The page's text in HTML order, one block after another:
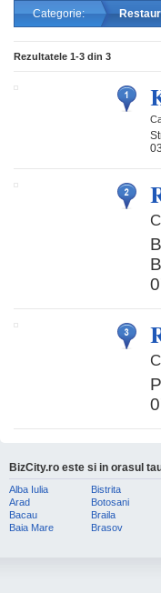
Categorie:
Rezultatele 1-3 din 3
BizCity.ro este si in orasul
Alba Iulia
Arad
Bacau
Baia Mare
Bistrita
Botosani
Braila
Brasov